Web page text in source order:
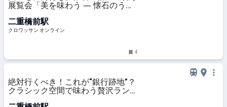
展覧会「美を味わう ― 懐石のうつ
ワッサン オンライン
二重橋前駅
クロワッサン オンライン
4
絶対行くべき！これが“銀行跡地”？
クラシック空間で味わう贅沢ラン